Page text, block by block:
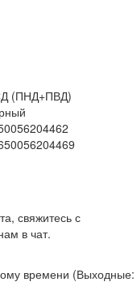
(ПНД+ПВД)
свяжитесь с
в чат.
времени (Выходные: